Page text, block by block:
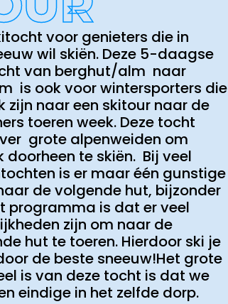
voor genieters die in
wil skiën. Deze 5-daagse
van berghut/alm naar
is ook voor wintersporters die
zijn naar een skitour naar de
toeren week. Deze tocht
grote alpenweiden om
doorheen te skiën. Bij veel
is er maar één gunstige
de volgende hut, bijzonder
programma is dat er veel
zijn om naar de
hut te toeren. Hierdoor ski je
de beste sneeuw!Het grote
is van deze tocht is dat we
eindige in het zelfde dorp.